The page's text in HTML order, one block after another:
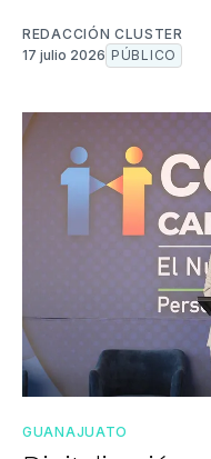
REDACCIÓN CLUSTER
17 julio 2026 PÚBLICO
GUANAJUATO